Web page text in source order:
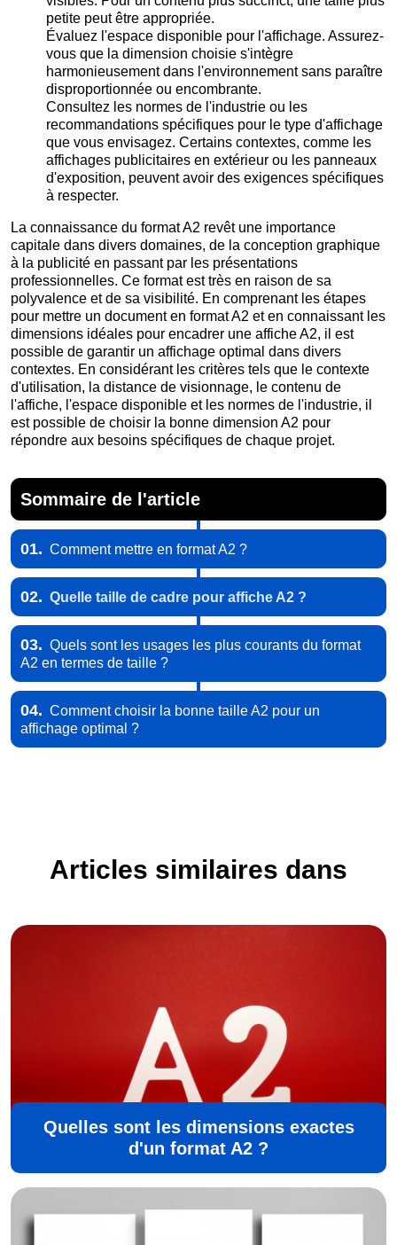
petite peut être appropriée.
Évaluez l'espace disponible pour l'affichage. Assurez-
vous que la dimension choisie s'intègre
harmonieusement dans l'environnement sans paraître
disproportionnée ou encombrante.
Consultez les normes de l'industrie ou les
recommandations spécifiques pour le type d'affichage
que vous envisagez. Certains contextes, comme les
affichages publicitaires en extérieur ou les panneaux
d'exposition, peuvent avoir des exigences spécifiques
à respecter.
La connaissance du format A2 revêt une importance
capitale dans divers domaines, de la conception graphique
à la publicité en passant par les présentations
professionnelles. Ce format est très en raison de sa
polyvalence et de sa visibilité. En comprenant les étapes
pour mettre un document en format A2 et en connaissant les
dimensions idéales pour encadrer une affiche A2, il est
possible de garantir un affichage optimal dans divers
contextes. En considérant les critères tels que le contexte
d'utilisation, la distance de visionnage, le contenu de
l'affiche, l'espace disponible et les normes de l'industrie, il
est possible de choisir la bonne dimension A2 pour
répondre aux besoins spécifiques de chaque projet.
Sommaire de l'article
01. Comment mettre en format A2 ?
02. Quelle taille de cadre pour affiche A2 ?
03. Quels sont les usages les plus courants du format
A2 en termes de taille ?
04. Comment choisir la bonne taille A2 pour un
affichage optimal ?
Articles similaires dans
Quelles sont les dimensions exactes
d'un format A2 ?